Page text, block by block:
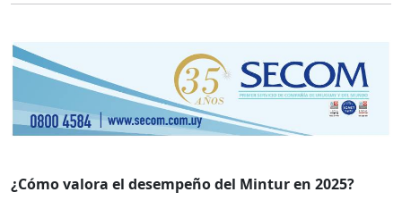
¿Cómo valora el desempeño del Mintur en 2025?